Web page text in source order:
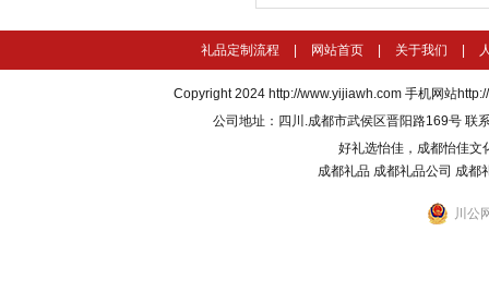
礼品定制流程 网站首页 关于我们
Copyright 2024 http://www.yijiawh.com 手机网站
公司地址：四川.成都市武侯区晋阳路169号
好礼选怡佳，成都怡佳文
成都礼品 成都礼品公司 成都
川公